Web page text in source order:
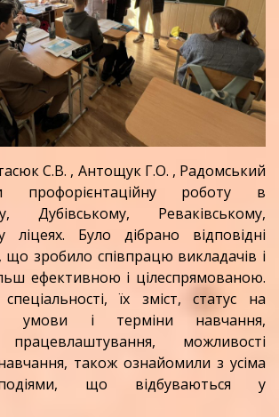
С.В. , Антощук Г.О. , Радомський
профорієнтаційну роботу в
Дубівському, Реваківському,
ліцеях. Було дібрано відповідні
зробило співпрацю викладачів і
ефективною і цілеспрямованою.
їх зміст, статус на
умови і терміни навчання,
можливості
також ознайомили з усіма
що відбуваються у